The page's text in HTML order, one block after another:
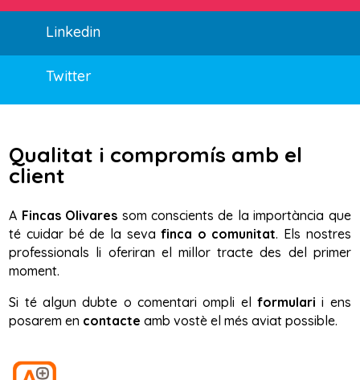
Linkedin
Twitter
Qualitat i compromís amb el
client
A Fincas Olivares som conscients de la importància que
té cuidar bé de la seva finca o comunitat. Els nostres
professionals li oferiran el millor tracte des del primer
moment.
Si té algun dubte o comentari ompli elformulari i ens
posarem en contacte amb vostè el més aviat possible.